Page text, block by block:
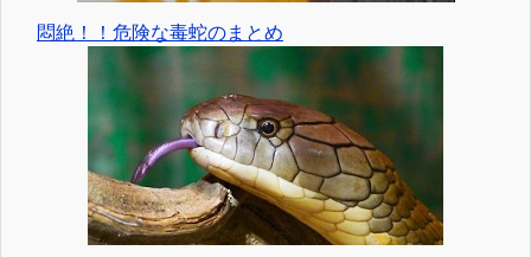
悶絶！！危険な毒蛇のまとめ